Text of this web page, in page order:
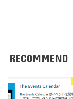
RECOMMEND